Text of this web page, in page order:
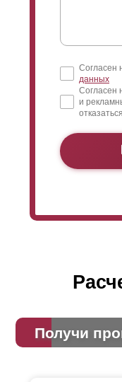
Согласен
данных
Согласен
и
Получи